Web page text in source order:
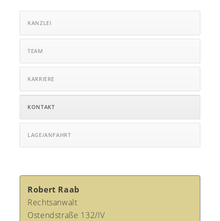
KANZLEI
TEAM
KARRIERE
KONTAKT
LAGE/ANFAHRT
Robert Raab
Rechtsanwalt
Ostendstraße 132/IV